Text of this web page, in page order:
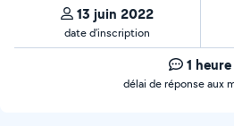
13 juin 2022
date d’inscription
1 heure
délai de réponse aux